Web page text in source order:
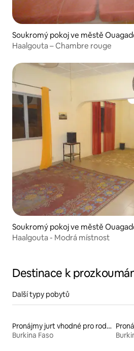
Soukromý pokoj ve městě
Haalgouta – Chambre rouge
Soukromý pokoj ve městě
Haalgouta - Modrá místnost
Destinace k
Další typy pobytů
Pronájmy jurt vhodné pro rodiny s dětmi
Burkina Faso